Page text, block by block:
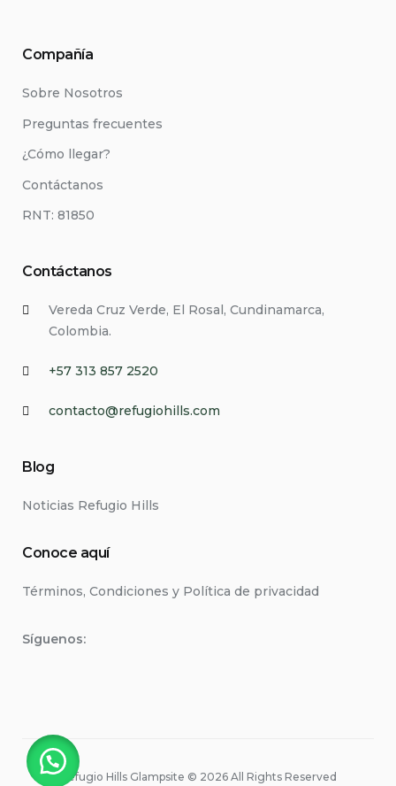
Compañía
Sobre Nosotros
Preguntas frecuentes
¿Cómo llegar?
Contáctanos
RNT: 81850
Contáctanos
Vereda Cruz Verde, El Rosal, Cundinamarca,
Colombia.
+57 313 857 2520
contacto@refugiohills.com
Blog
Noticias Refugio Hills
Conoce aquí
Términos, Condiciones y Política de privacidad
Síguenos:
Refugio Hills Glampsite © 2026 All Rights Reserved